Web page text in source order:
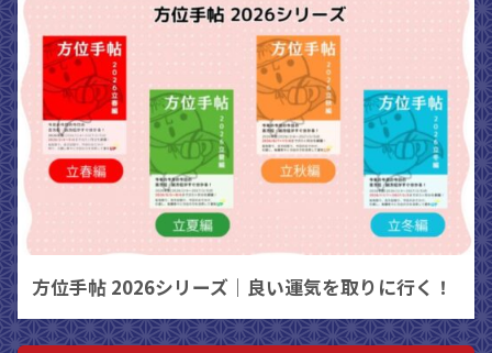
方位手帖 2026シリーズ｜良い運気を取りに行く！